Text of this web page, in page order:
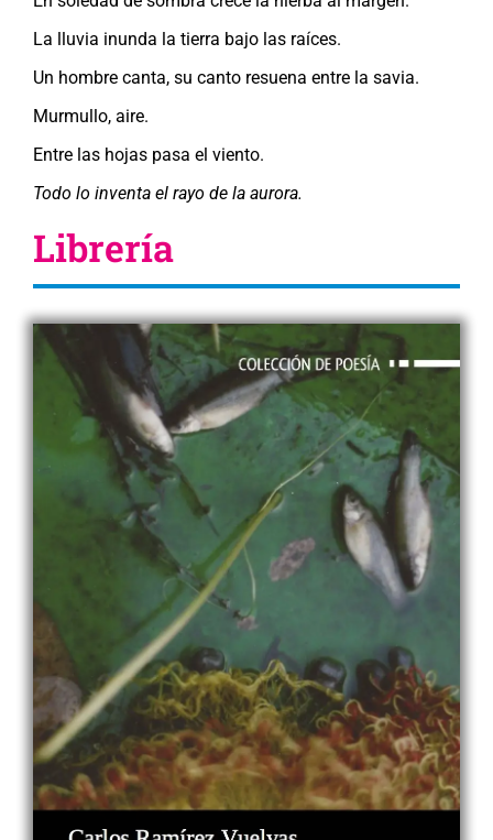
La lluvia inunda la tierra bajo las raíces.
Un hombre canta, su canto resuena entre la savia.
Murmullo, aire.
Entre las hojas pasa el viento.
Todo lo inventa el rayo de la aurora.
Librería